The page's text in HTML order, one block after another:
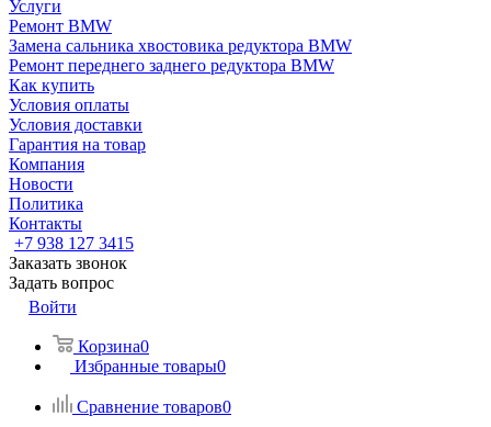
Услуги
Ремонт BMW
Замена сальника хвостовика редуктора BMW
Ремонт переднего заднего редуктора BMW
Как купить
Условия оплаты
Условия доставки
Гарантия на товар
Компания
Новости
Политика
Контакты
+7 938 127 3415
Заказать звонок
Задать вопрос
Войти
Корзина0
Избранные товары0
Сравнение товаров0